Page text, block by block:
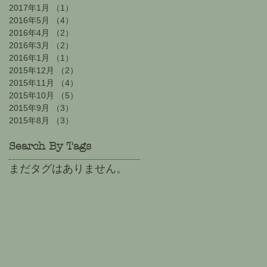
2017年1月 （1）
2016年5月
（4）
2016年4月
（2）
2016年3月
（2）
2016年1月
（1）
2015年12月
（2）
2015年11月
（4）
2015年10月
（5）
2015年9月
（3）
2015年8月
（3）
Search By Tags
まだタグはありません。